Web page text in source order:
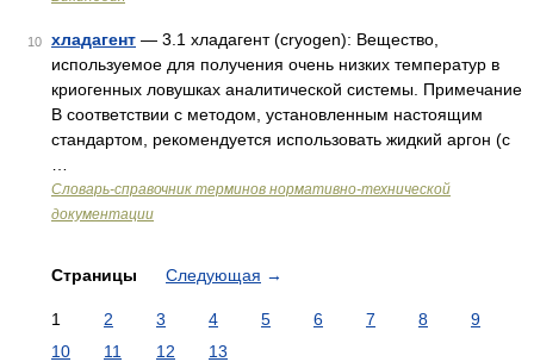
10 хладагент — 3.1 хладагент (cryogen): Вещество,
используемое для получения очень низких температур в
криогенных ловушках аналитической системы. Примечание
В соответствии с методом, установленным настоящим
стандартом, рекомендуется использовать жидкий аргон (с
Словарь-справочник терминов нормативно-технической
документации
Страницы Следующая →
1 2 3 4 5 6 7 8
9
10
11 12 13